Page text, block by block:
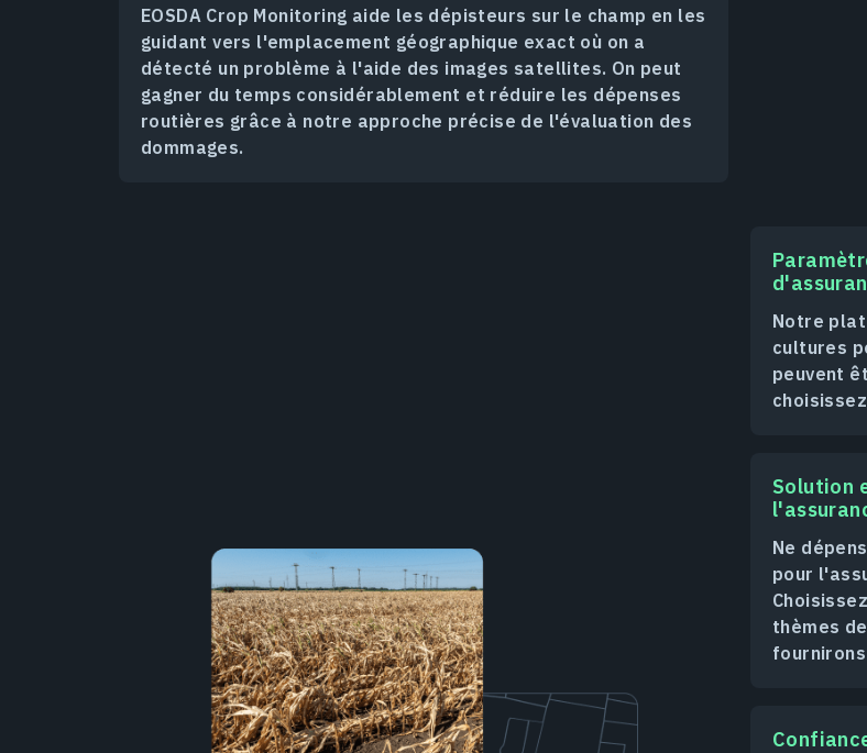
EOSDA Crop Monitoring aide les dépisteurs sur le champ en les
guidant vers l'emplacement géographique exact où on a
détecté un problème à l'aide des images satellites. On peut
gagner du temps considérablement et réduire les dépenses
routières grâce à notre approche précise de l'évaluation des
dommages.
Notre
cultures
peuvent
Solution
Ne
pour
thèmes